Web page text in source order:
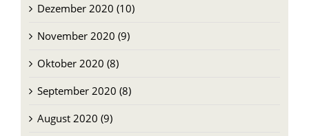
Dezember 2020 (10)
November 2020 (9)
Oktober 2020 (8)
September 2020 (8)
August 2020 (9)